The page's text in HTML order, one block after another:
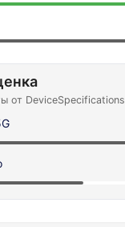
от DeviceSpecifications